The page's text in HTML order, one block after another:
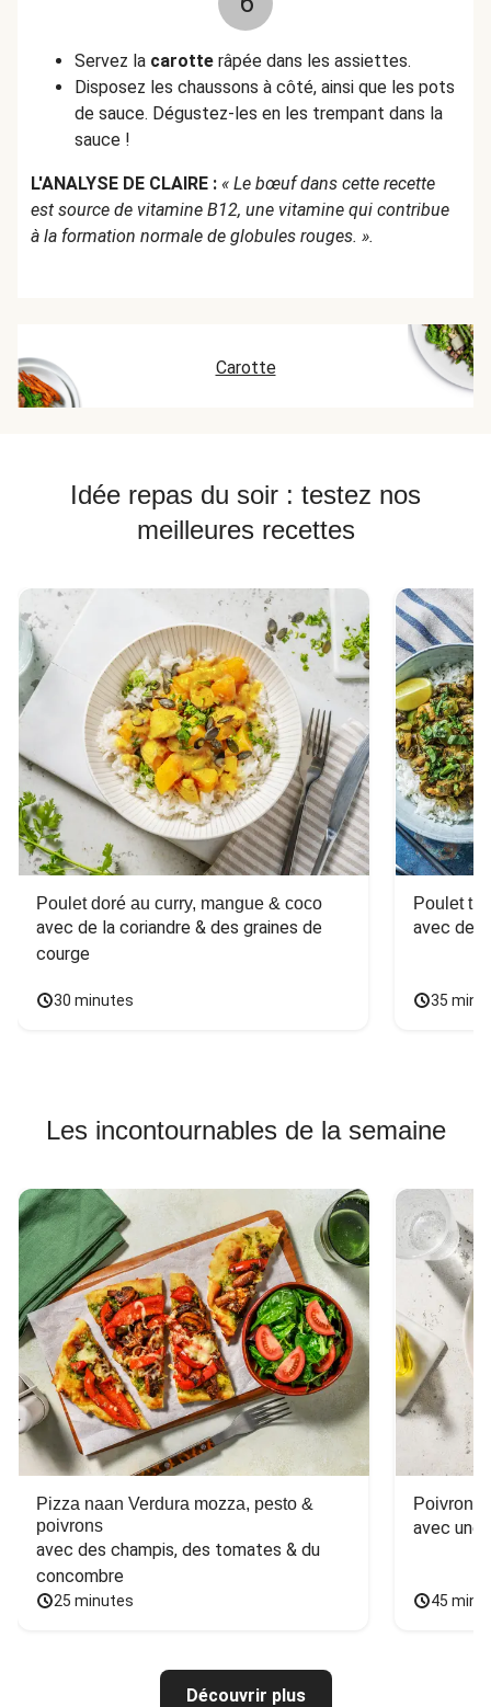
Servez la carotte râpée dans les assiettes.
Disposez les chaussons à côté, ainsi que les pots
de sauce. Dégustez-les en les trempant dans la
sauce !
L'ANALYSE DE CLAIRE : « Le bœuf dans cette recette
est source de vitamine B12, une vitamine qui contribue
à la formation normale de globules rouges. ».
Carotte
Idée repas du soir : testez nos
meilleures recettes
Poulet doré au curry, mangue & coco
avec de la coriandre & des graines de
courge
30 minutes
Poulet
avec des
35
Les incontournables de la semaine
Pizza naan Verdura mozza, pesto &
poivrons
avec des champis, des tomates & du
concombre
25 minutes
Poivron
avec une
45
Découvrir plus